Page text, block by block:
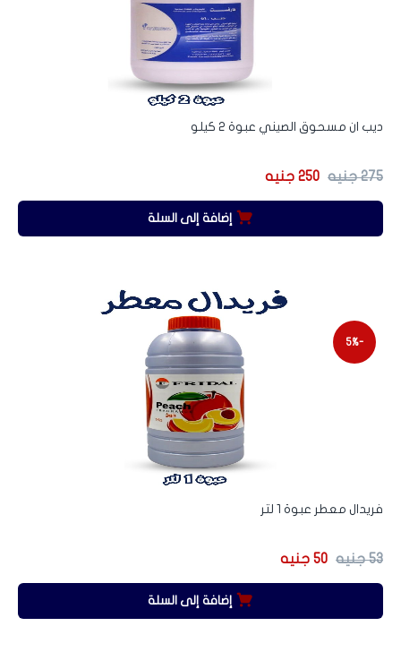
ديب ان مسحوق الصيني عبوة 2 كيلو
275 جنيه 250 جنيه
إضافة إلى السلة
-5%
فريدال معطر عبوة 1 لتر
53 جنيه 50 جنيه
إضافة إلى السلة